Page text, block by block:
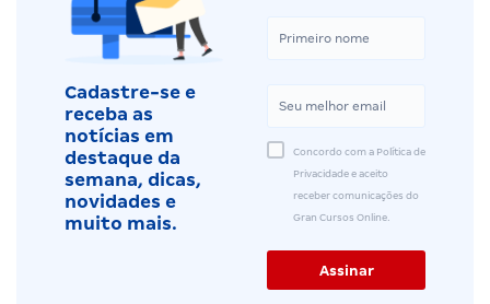
Cadastre-se e
receba as
notícias em
destaque da
semana, dicas,
novidades e
muito mais.
Concordo com a Política de
Privacidade e aceito
receber comunicações do
Gran Cursos Online.